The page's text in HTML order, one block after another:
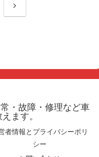
次
・故障・修理など車
ます。
者情報とプライバシーポリ
シー